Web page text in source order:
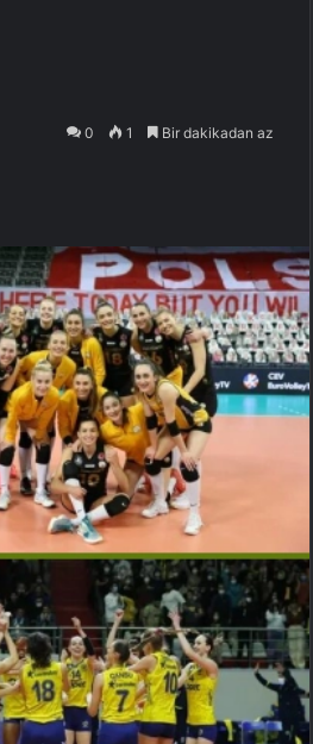
0 1 Bir dakikadan az